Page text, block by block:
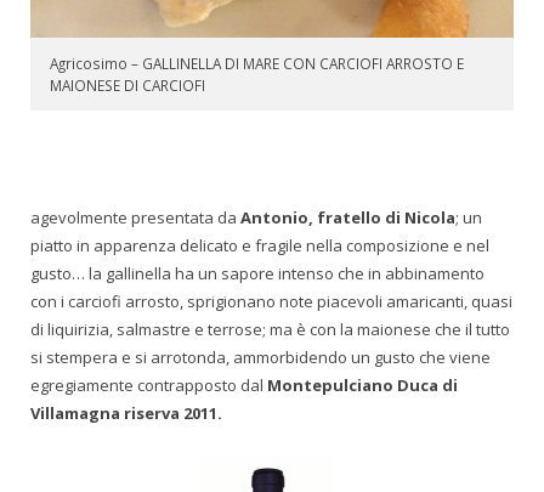
Agricosimo – GALLINELLA DI MARE CON CARCIOFI ARROSTO E
MAIONESE DI CARCIOFI
agevolmente presentata da Antonio, fratello di Nicola; un
piatto in apparenza delicato e fragile nella composizione e nel
gusto… la gallinella ha un sapore intenso che in abbinamento
con i carciofi arrosto, sprigionano note piacevoli amaricanti, quasi
di liquirizia, salmastre e terrose; ma è con la maionese che il tutto
si stempera e si arrotonda, ammorbidendo un gusto che viene
egregiamente contrapposto dal Montepulciano Duca di
Villamagna riserva 2011.